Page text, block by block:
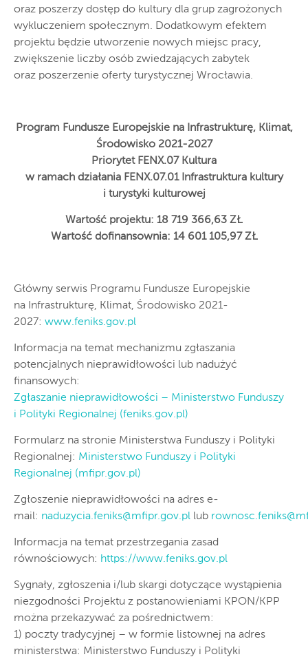
oraz poszerzy dostęp do kultury dla grup zagrożonych
wykluczeniem społecznym. Dodatkowym efektem
projektu będzie utworzenie nowych miejsc pracy,
zwiększenie liczby osób zwiedzających zabytek
oraz poszerzenie oferty turystycznej Wrocławia.
Program Fundusze Europejskie na Infrastrukturę, Klimat,
Środowisko 2021-2027
Priorytet FENX.07 Kultura
w ramach działania FENX.07.01 Infrastruktura kultury
i turystyki kulturowej
Wartość projektu: 18 719 366,63 ZŁ
Wartość dofinansownia: 14 601 105,97 ZŁ
Główny serwis Programu Fundusze Europejskie
na Infrastrukturę, Klimat, Środowisko 2021-
2027: www.feniks.gov.pl
Informacja na temat mechanizmu zgłaszania
potencjalnych nieprawidłowości lub nadużyć
finansowych:
Zgłaszanie nieprawidłowości – Ministerstwo Funduszy
i Polityki Regionalnej (feniks.gov.pl)
Formularz na stronie Ministerstwa Funduszy i Polityki
Regionalnej: Ministerstwo Funduszy i Polityki
Regionalnej (mfipr.gov.pl)
Zgłoszenie nieprawidłowości na adres e-
mail: naduzycia.feniks@mfipr.gov.pl lub
Informacja na temat przestrzegania zasad
równościowych: https://www.feniks.gov.pl
Sygnały, zgłoszenia i/lub skargi dotyczące wystąpienia
niezgodności Projektu z postanowieniami KPON/KPP
można przekazywać za pośrednictwem:
1) poczty tradycyjnej – w formie listownej na adres
ministerstwa: Ministerstwo Funduszy i Polityki